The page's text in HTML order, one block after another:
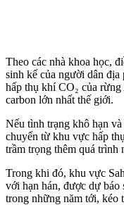
Theo các nhà khoa học,
sinh kế của người dân
hấp thụ khí CO₂ của
carbon lớn nhất thế giới.
Nếu tình trạng khô hạn
chuyển từ khu vực hấp
trầm trọng thêm quá trình
Trong khi đó, khu vực
với hạn hán, được dự
trong những năm tới, kéo